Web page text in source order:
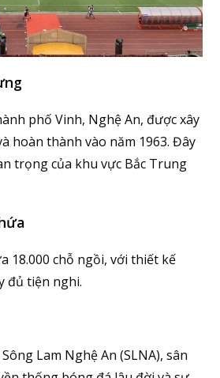
phố Vinh, Nghệ An, được xây
hoàn thành vào năm 1963. Đây
trọng của khu vực Bắc Trung
18.000 chỗ ngồi, với thiết kế
đủ tiện nghi.
Lam Nghệ An (SLNA), sân